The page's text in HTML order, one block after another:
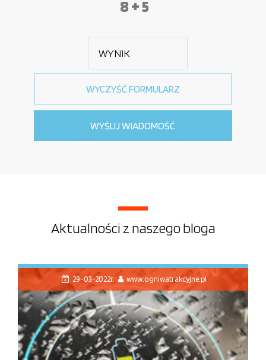
8 + 5
Aktualności z naszego bloga
29-03-2022r. www.ogniwatrakcyjne.pl